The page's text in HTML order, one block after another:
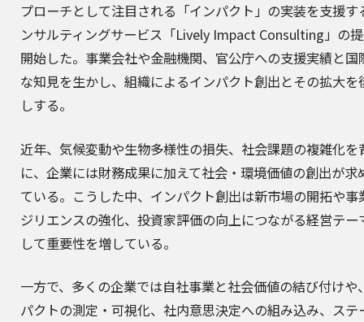
プローチとして注目される「インパクト」の実装を支援す
ンサルティングサービス「Lively Impact Consulting」の
開始した。事業会社や金融機関、官公庁への支援実績と国
な知見を生かし、組織によるインパクト創出とその拡大を
しする。
近年、気候変動や生物多様性の損失、社会課題の複雑化を
に、企業には財務成果に加えて社会・環境価値の創出が求
ている。こうした中、インパクト創出は新市場の開拓や事
ジリエンスの強化、投資家評価の向上につながる経営テー
して重要性を増している。
一方で、多くの企業では自社事業と社会価値の結び付けや
パクトの測定・可視化、社内意思決定への組み込み、ステ